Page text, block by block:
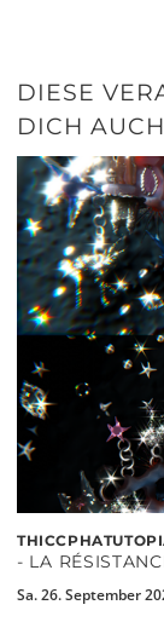
DIESE
DICH
- LA
Sa. 26. September